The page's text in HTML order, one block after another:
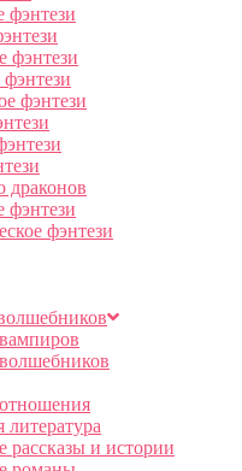
фэнтези
фэнтези
фэнтези
драконов
фэнтези
фэнтези
литература
рассказы и истории